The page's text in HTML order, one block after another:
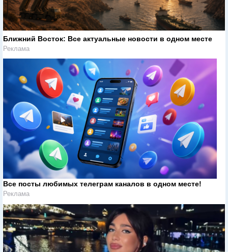
Ближний Восток: Все актуальные новости в одном месте
Реклама
Все посты любимых телеграм каналов в одном месте!
Реклама